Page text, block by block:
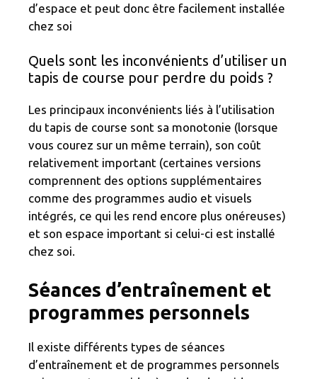
d’espace et peut donc être facilement installée
chez soi
Quels sont les inconvénients d’utiliser un
tapis de course pour perdre du poids ?
Les principaux inconvénients liés à l’utilisation
du tapis de course sont sa monotonie (lorsque
vous courez sur un même terrain), son coût
relativement important (certaines versions
comprennent des options supplémentaires
comme des programmes audio et visuels
intégrés, ce qui les rend encore plus onéreuses)
et son espace important si celui-ci est installé
chez soi.
Séances d’entraînement et
programmes personnels
Il existe différents types de séances
d’entraînement et de programmes personnels